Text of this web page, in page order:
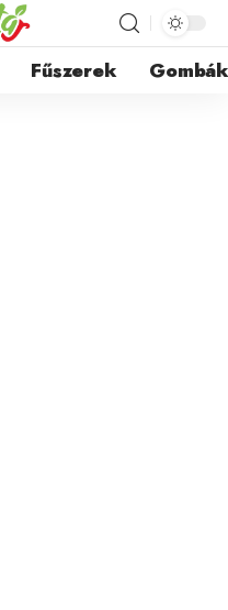
Fűszerek Gombák